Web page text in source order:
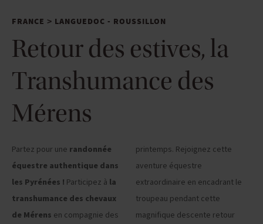
FRANCE > LANGUEDOC - ROUSSILLON
Retour des estives, la
Transhumance des
Mérens
Partez pour une randonnée
équestre authentique dans
les Pyrénées ! Participez à la
transhumance des chevaux
de Mérens en compagnie des
printemps. Rejoignez cette
aventure équestre
extraordinaire en encadrant le
troupeau pendant cette
magnifique descente retour